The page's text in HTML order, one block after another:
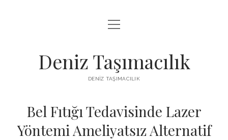
IGTV BEĞENI KASMA PARASIZ
SAYFA LISTESI
TWITTER PROFIL RESMI NASIL DEĞIŞTIRILIR
menüyü
aç
Deniz Taşımacılık
DENIZ TAŞIMACILIK
Bel Fıtığı Tedavisinde Lazer
Yöntemi Ameliyatsız Alternatif